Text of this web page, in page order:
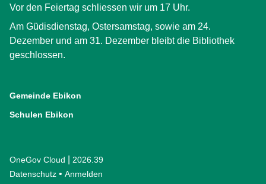
Vor den Feiertag schliessen wir um 17 Uhr.
Am Güdisdienstag, Ostersamstag, sowie am 24.
Dezember und am 31. Dezember bleibt die Bibliothek
geschlossen.
Gemeinde Ebikon
Schulen Ebikon
OneGov Cloud (External Link)
2026.39
Datenschutz (External Link)
Anmelden